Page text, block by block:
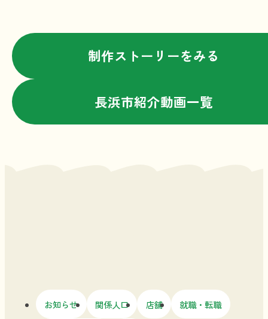
制作ストーリーをみる
長浜市紹介動画一覧
お知らせ 関係人口 店舗 就職・転職